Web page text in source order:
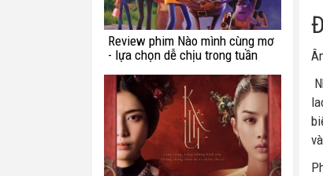
Review phim Nào mình cùng mơ
- lựa chọn dễ chịu trong tuần